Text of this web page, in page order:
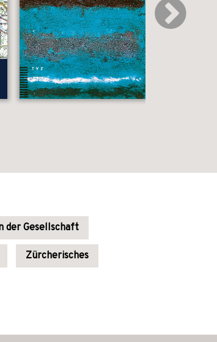
der Gesellschaft
Zürcherisches